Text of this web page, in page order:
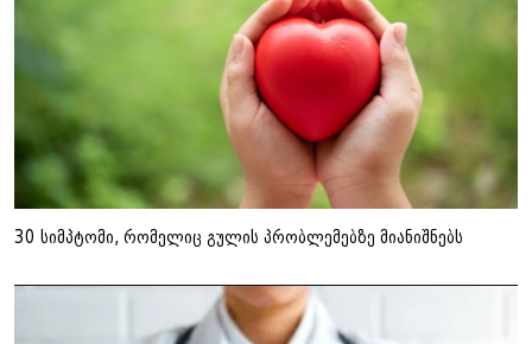
30 სიმპტომი, რომელიც გულის პრობლემებზე მიანიშნებს